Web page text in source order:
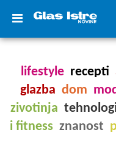
lifestyle recepti
glazba dom
zivotinja
i fitness znanost